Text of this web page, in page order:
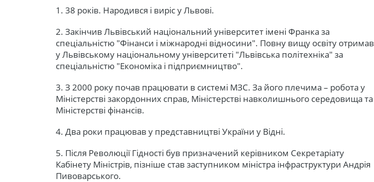
1. 38 років. Народився і виріс у Львові.
2. Закінчив Львівський національний університет імені Франка за
спеціальністю "Фінанси і міжнародні відносини". Повну вищу освіту отримав
у Львівському національному університеті "Львівська політехніка" за
спеціальністю "Економіка і підприємництво".
3. З 2000 року почав працювати в системі МЗС. За його плечима – робота у
Міністерстві закордонних справ, Міністерстві навколишнього середовища та
Міністерстві фінансів.
4. Два роки працював у представництві України у Відні.
5. Після Революції Гідності був призначений керівником Секретаріату
Кабінету Міністрів, пізніше став заступником міністра інфраструктури Андрія
Пивоварського.